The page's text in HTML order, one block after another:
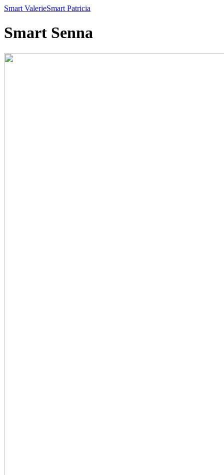
Smart ValerieSmart Patricia
Smart Senna